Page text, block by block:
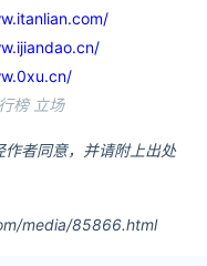
榜 立场
者同意，并请附上出处
media/85866.html